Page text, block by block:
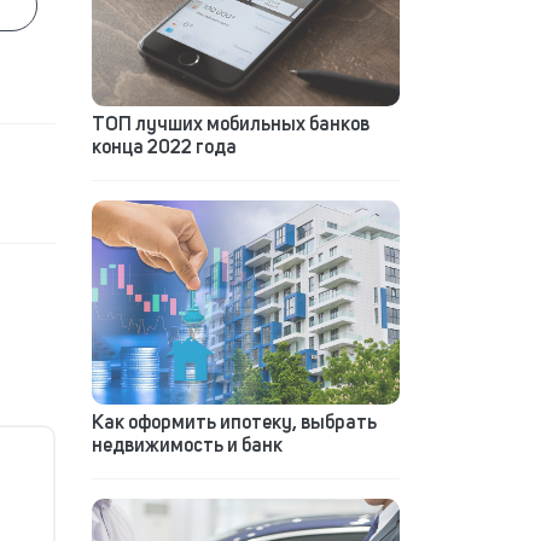
ТОП лучших мобильных банков
конца 2022 года
Как оформить ипотеку, выбрать
недвижимость и банк